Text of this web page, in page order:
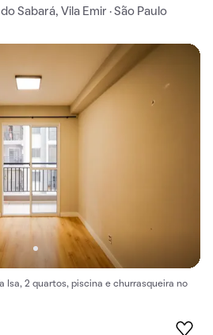
Sabará, Vila Emir · São Paulo
Isa, 2 quartos, piscina e churrasqueira no